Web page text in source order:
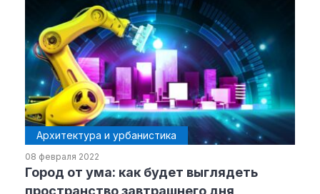
События
IPQ.365
IP Stories
Квиз
О нас
Календарь
Рубрики
Архитектура и урбанистика
08 февраля 2022
Город от ума: как будет выглядеть